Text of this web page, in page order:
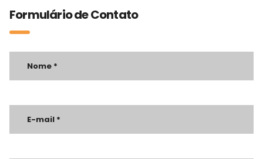
Formulário de Contato